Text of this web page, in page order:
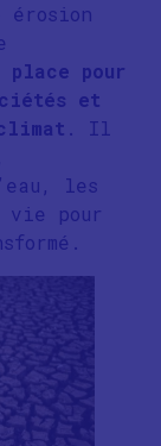
place pour
et
. Il
les
vie pour